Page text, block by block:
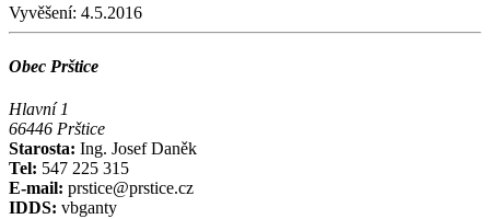
Vyvěšení: 4.5.2016
Obec Prštice
Hlavní 1
66446 Prštice
Starosta: Ing. Josef Daněk
Tel: 547 225 315
E-mail: prstice@prstice.cz
IDDS: vbganty